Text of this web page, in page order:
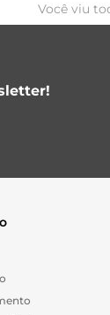
Você viu